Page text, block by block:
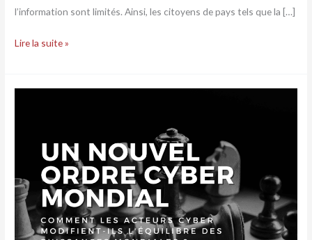
l’information sont limités. Ainsi, les citoyens de pays tels que la […]
Lire la suite »
mondial